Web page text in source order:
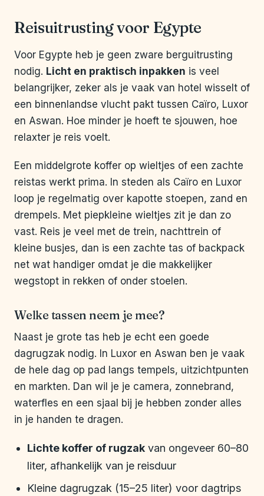
Reisuitrusting voor Egypte
Voor Egypte heb je geen zware berguitrusting
nodig. Licht en praktisch inpakken is veel
belangrijker, zeker als je vaak van hotel wisselt of
een binnenlandse vlucht pakt tussen Caïro, Luxor
en Aswan. Hoe minder je hoeft te sjouwen, hoe
relaxter je reis voelt.
Een middelgrote koffer op wieltjes of een zachte
reistas werkt prima. In steden als Caïro en Luxor
loop je regelmatig over kapotte stoepen, zand en
drempels. Met piepkleine wieltjes zit je dan zo
vast. Reis je veel met de trein, nachttrein of
kleine busjes, dan is een zachte tas of backpack
net wat handiger omdat je die makkelijker
wegstopt in rekken of onder stoelen.
Welke tassen neem je mee?
Naast je grote tas heb je echt een goede
dagrugzak nodig. In Luxor en Aswan ben je vaak
de hele dag op pad langs tempels, uitzichtpunten
en markten. Dan wil je je camera, zonnebrand,
waterfles en een sjaal bij je hebben zonder alles
in je handen te dragen.
Lichte koffer of rugzak van ongeveer 60–80
liter, afhankelijk van je reisduur
Kleine dagrugzak (15–25 liter) voor dagtrips